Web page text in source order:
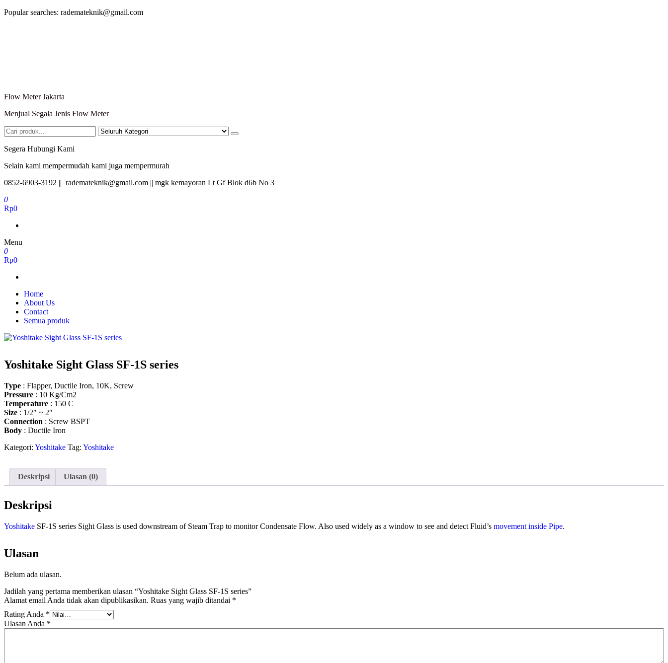
Lompat
Popular searches: rademateknik@gmail.com
Flow Meter Jakarta
Menjual Segala Jenis Flow Meter
Segera Hubungi Kami
Selain kami mempermudah kami juga mempermurah
0852-6903-3192 || rademateknik@gmail.com || mgk kemayoran Lt Gf Blok d6b No 3
0
Rp0
Menu
0
Rp0
Home
About Us
Contact
Semua produk
Yoshitake Sight Glass SF-1S series
Type : Flapper, Ductile Iron, 10K, Screw
Pressure : 10 Kg/Cm2
Temperature : 150 C
Size : 1/2″ ~ 2″
Connection : Screw BSPT
Body : Ductile Iron
Kategori: Yoshitake Tag: Yoshitake
Deskripsi Ulasan (0)
Deskripsi
Yoshitake SF-1S series Sight Glass is used downstream of Steam Trap to monitor Condensate Flow. Also used widely as a window to see and detect Fluid’s movement inside Pipe.
Ulasan
Belum ada ulasan.
Jadilah yang pertama memberikan ulasan “Yoshitake Sight Glass SF-1S series”
Alamat email Anda tidak akan dipublikasikan. Ruas yang wajib ditandai *
Rating Anda *
Ulasan Anda *